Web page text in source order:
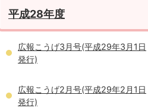
平成28年度
広報こうげ3月号(平成29年3月1日
発行)
広報こうげ2月号(平成29年2月1日
発行)